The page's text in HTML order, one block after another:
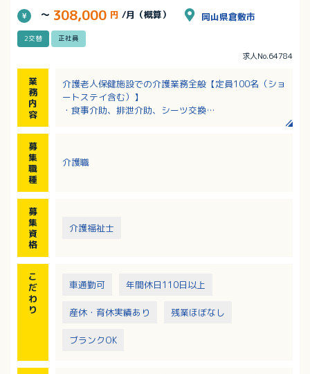
～ 308,000 円 /月（概算） 岡山県倉敷市
2交替 正社員
求人No.64784
業
務
内
容
介護老人保健施設での介護業務全般【定員100名（ショ
ートステイ含む）】
・食事介助、排泄介助、シーツ交換
※看取りあり
募
集
職
種
介護職
募
集
資
格
介護福祉士
こ
だ
わ
り
車通勤可 年間休日110日以上
産休・育休実績あり 残業ほぼなし
ブランクOK